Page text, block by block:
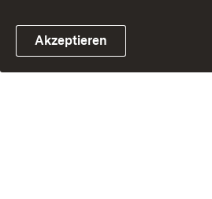
Akzeptieren